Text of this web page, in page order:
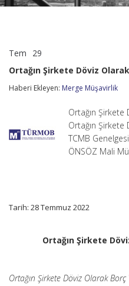
Tem 29
Döviz
Olarak
Borç
Ortağın Şirkete Döviz
Haberi Ekleyen: Merge Müşavirlik
Ortağın
Ortağın
TCMB
ÖNSÖZ Mali
Tarih: 28 Temmuz 2022
Ortağın Şirkete
Ortağın Şirkete Döviz Olarak